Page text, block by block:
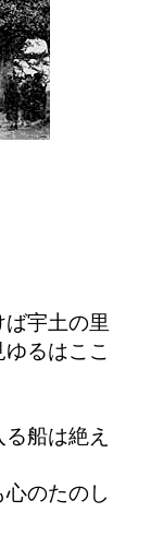
宇土の里
るはここ
船は絶え
のたのし